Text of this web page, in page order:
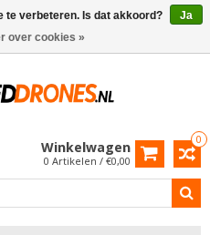
0
Winkelwagen
0 Artikelen / €0,00
te verbeteren. Is dat akkoord?
Ja
over cookies »